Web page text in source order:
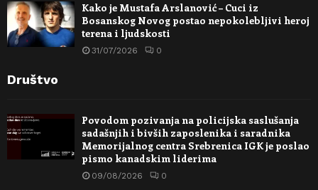
Kako je Mustafa Arslanović – Cuci iz
Bosanskog Novog postao nepokolebljivi heroj
terena i ljudskosti
31/07/2026 0
Društvo
Povodom pozivanja na policijska saslušanja
sadašnjih i bivših zaposlenika i saradnika
Memorijalnog centra Srebrenica IGK je poslao
pismo kanadskim liderima
09/08/2026 0